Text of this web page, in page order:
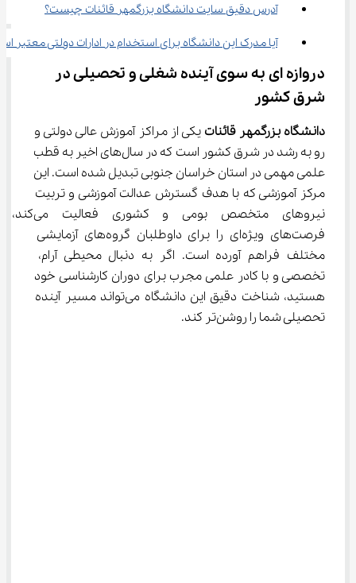
آدرس دقیق سایت دانشگاه بزرگمهر قائنات چیست؟
آیا مدرک این دانشگاه برای استخدام در ادارات دولتی معتبر
دروازه‌ ای به سوی آینده شغلی و تحصیلی در
شرق کشور
دانشگاه بزرگمهر قائنات یکی از مراکز آموزش عالی دولتی و
رو به رشد در شرق کشور است که در سال‌های اخیر به قطب
علمی مهمی در استان خراسان جنوبی تبدیل شده است. این
مرکز آموزشی که با هدف گسترش عدالت آموزشی و تربیت
نیروهای متخصص بومی و کشوری فعالیت می‌کند،
فرصت‌های ویژه‌ای را برای داوطلبان گروه‌های آزمایشی
مختلف فراهم آورده است. اگر به دنبال محیطی آرام،
تخصصی و با کادر علمی مجرب برای دوران کارشناسی خود
هستید، شناخت دقیق این دانشگاه می‌تواند مسیر آینده
تحصیلی شما را روشن‌تر کند.